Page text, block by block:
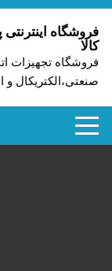
رد
شدن
محتوا
فروشگاه اینترنتی
کالا
فروشگاه تجهیزات
صنعتی،الکتریکال و